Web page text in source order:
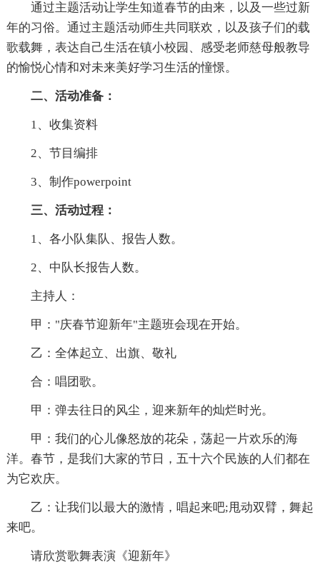
通过主题活动让学生知道春节的由来，以及一些过新
年的习俗。通过主题活动师生共同联欢，以及孩子们的载
歌载舞，表达自己生活在镇小校园、感受老师慈母般教导
的愉悦心情和对未来美好学习生活的憧憬。
二、活动准备：
1、收集资料
2、节目编排
3、制作powerpoint
三、活动过程：
1、各小队集队、报告人数。
2、中队长报告人数。
主持人：
甲："庆春节迎新年"主题班会现在开始。
乙：全体起立、出旗、敬礼
合：唱团歌。
甲：弹去往日的风尘，迎来新年的灿烂时光。
甲：我们的心儿像怒放的花朵，荡起一片欢乐的海
洋。春节，是我们大家的节日，五十六个民族的人们都在
为它欢庆。
乙：让我们以最大的激情，唱起来吧;甩动双臂，舞起
来吧。
请欣赏歌舞表演《迎新年》